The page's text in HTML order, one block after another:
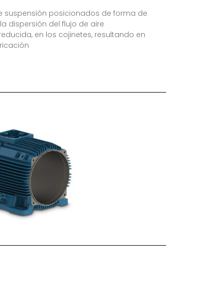
suspensión posicionados de forma de
dispersión del flujo de aire
en los cojinetes, resultando en